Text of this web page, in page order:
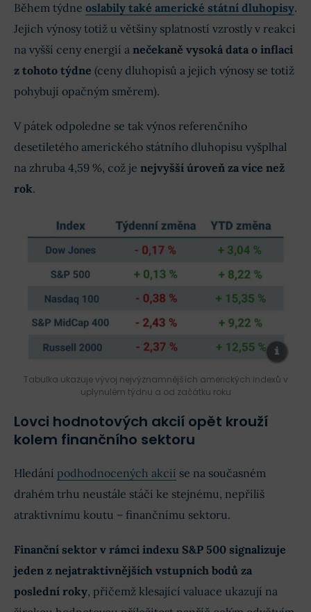
Během týdne oslabily také americké státní dluhopisy.
Jejich výnosy totiž u většiny splatností vzrostly v reakci
na vyšší ceny energií a nečekaně vysoká data o inflaci
z tohoto týdne (ceny dluhopisů a jejich výnosy se totiž
pohybují opačným směrem).
V pátek odpoledne se tak výnos referenčního
desetiletého amerického státního dluhopisu vyšplhal
na zhruba 4,59 %, což je nejvyšší úroveň za více než
rok.
Tabulka ukazuje vývoj nejvýznamnějších amerických indexů v
uplynulém týdnu a od začátku roku
Lovci hodnotových akcií opět krouží
kolem finančního sektoru
Hledání podhodnocených akcií se na současném
drahém trhu neustále stáčí ke stejnému, nepříliš
atraktivnímu koutu – finančnímu sektoru.
Finanční sektor v rámci indexu S&P 500 signalizuje
jeden z nejatraktivnějších vstupních bodů za
poslední roky, přičemž klesající valuace ukazují na